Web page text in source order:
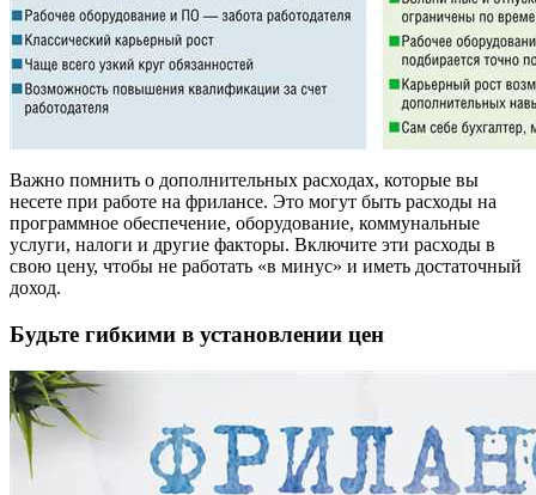
Важно помнить о дополнительных расходах, которые вы
несете при работе на фрилансе. Это могут быть расходы на
программное обеспечение, оборудование, коммунальные
услуги, налоги и другие факторы. Включите эти расходы в
свою цену, чтобы не работать «в минус» и иметь достаточный
доход.
Будьте гибкими в установлении цен